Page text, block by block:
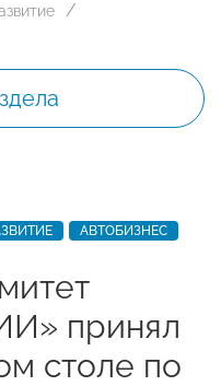
АВТОБИЗНЕС
принял
столе по